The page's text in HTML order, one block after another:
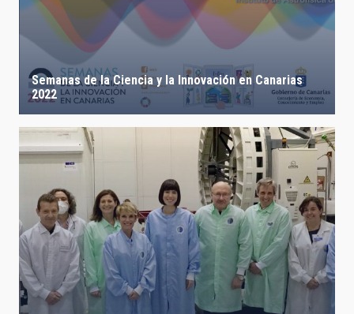
Semanas de la Ciencia y la Innovación en Canarias
2022